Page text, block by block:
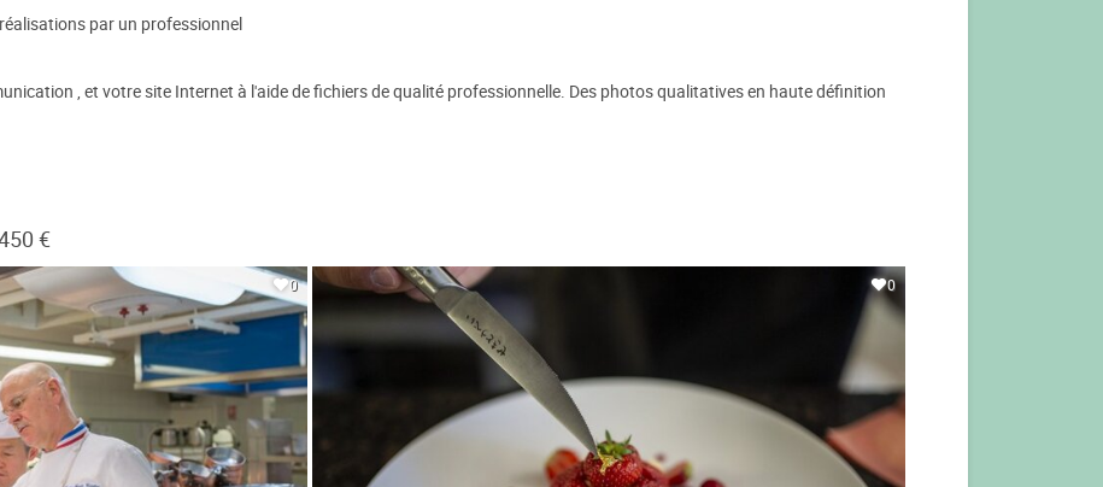
par un professionnel
, et votre site Internet à l'aide de fichiers de qualité professionnelle. Des photos qualitatives en haute définition
€
0 0